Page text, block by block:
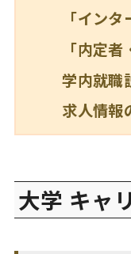
「インタ
「内定
学内就職
求人情報
大学 キャ